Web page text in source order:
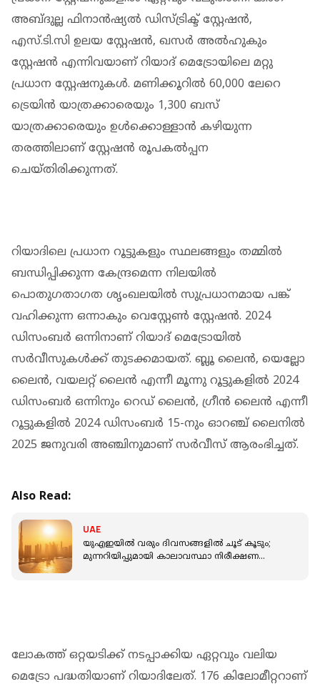
അബ്ദുല്ല ഫിനാന്‍ഷ്യല്‍ ഡിസ്ട്രിക്ട് സ്റ്റേഷന്‍,
എസ്.ടി.സി ഉലയ സ്റ്റേഷന്‍, ഖസര്‍ അല്‍ഹുകും
സ്റ്റേഷന്‍ എന്നിവയാണ് റിയാദ് മെട്രോയിലെ മറ്റു
പ്രധാന സ്റ്റേഷനുകള്‍. മണിക്കൂറില്‍ 60,000 ലേറെ
ട്രെയിന്‍ യാത്രക്കാരെയും 1,300 ബസ്
യാത്രക്കാരെയും ഉള്‍ക്കൊള്ളാന്‍ കഴിയുന്ന
തരത്തിലാണ് സ്റ്റേഷന്‍ രൂപകല്‍പ്പന
ചെയ്തിരിക്കുന്നത്.
റിയാദിലെ പ്രധാന റൂട്ടുകളും സ്ഥലങ്ങളും തമ്മില്‍
ബന്ധിപ്പിക്കുന്ന കേന്ദ്രമെന്ന നിലയില്‍
പൊതുഗതാഗത ശൃംഖലയില്‍ സുപ്രധാനമായ പങ്ക്
വഹിക്കുന്ന ഒന്നാകും വെസ്റ്റേണ്‍ സ്റ്റേഷന്‍. 2024
ഡിസംബര്‍ ഒന്നിനാണ് റിയാദ് മെട്രോയില്‍
സര്‍വീസുകള്‍ക്ക് തുടക്കമായത്. ബ്ലൂ ലൈന്‍, യെല്ലോ
ലൈന്‍, വയലറ്റ് ലൈന്‍ എന്നീ മൂന്നു റൂട്ടുകളില്‍ 2024
ഡിസംബര്‍ ഒന്നിനും റെഡ് ലൈന്‍, ഗ്രീന്‍ ലൈന്‍ എന്നീ
റൂട്ടുകളില്‍ 2024 ഡിസംബര്‍ 15-നും ഓറഞ്ച് ലൈനില്‍
2025 ജനുവരി അഞ്ചിനുമാണ് സര്‍വീസ് ആരംഭിച്ചത്.
Also Read:
UAE
യുഎഇയില്‍ വരും ദിവസങ്ങളില്‍ ചൂട് കൂടും;
മുന്നറിയിപ്പുമായി കാലാവസ്ഥാ നിരീക്ഷണ
ലോകത്ത് ഒറ്റയടിക്ക് നടപ്പാക്കിയ ഏറ്റവും വലിയ
മെട്രോ പദ്ധതിയാണ് റിയാദിലേത്. 176 കിലോമീറ്ററാണ്